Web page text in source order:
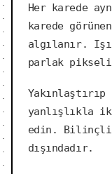
Her karede
karede
algılanır.
parlak pikseli
yanlışlıkla
edin. Bilinçli
dışındadır.